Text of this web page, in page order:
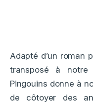
Adapté d’un roman
transposé à
Pingouins donne à
de côtoyer des